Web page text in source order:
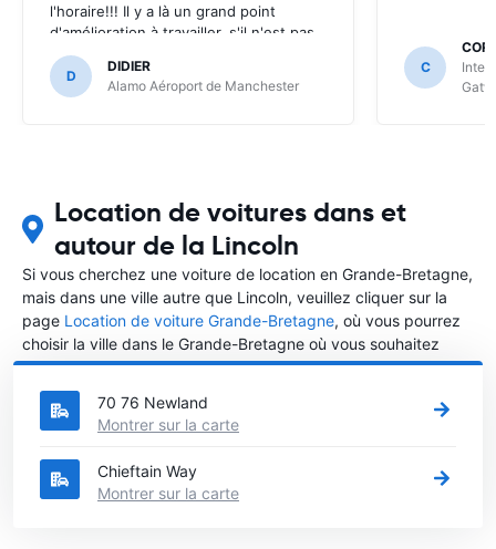
l'horaire!!! Il y a là un grand point
d'amélioration à travailler, s'il n'est pas
possible (sur un aéroport international
tout de même!) de récupérer un
véhicule après 22h00, il faut l'annoncer
D
DIDIER
Alamo Aéroport de Manchester
C
Location de voitures dans et
autour de la Lincoln
Si vous cherchez une voiture de location en Grande-Bretagne,
mais dans une ville autre que Lincoln, veuillez cliquer sur la
page Location de voiture Grande-Bretagne, où vous pourrez
choisir la ville dans le Grande-Bretagne où vous souhaitez
louer une voiture.
70 76 Newland
Montrer sur la carte
Chieftain Way
Montrer sur la carte